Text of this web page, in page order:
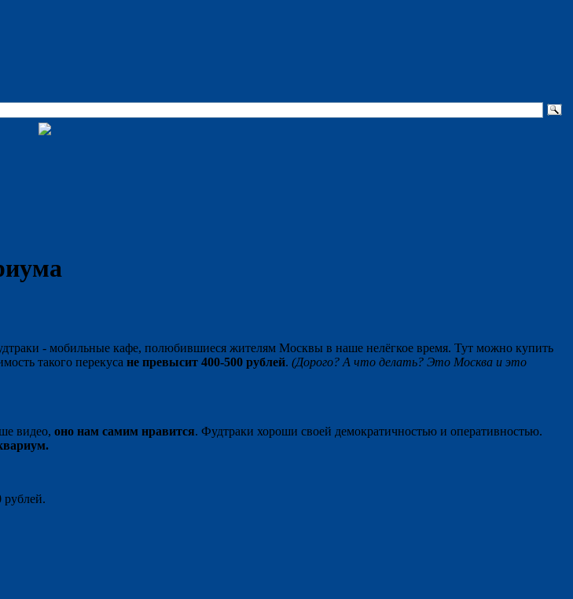
- мобильные кафе, полюбившиеся жителям Москвы в наше нелёгкое время. Тут можно купить
такого перекуса не превысит 400-500 рублей. (Дорого? А что делать? Это Москва и это
видео, оно нам самим нравится. Фудтраки хороши своей демократичностью и оперативностью.
рублей.